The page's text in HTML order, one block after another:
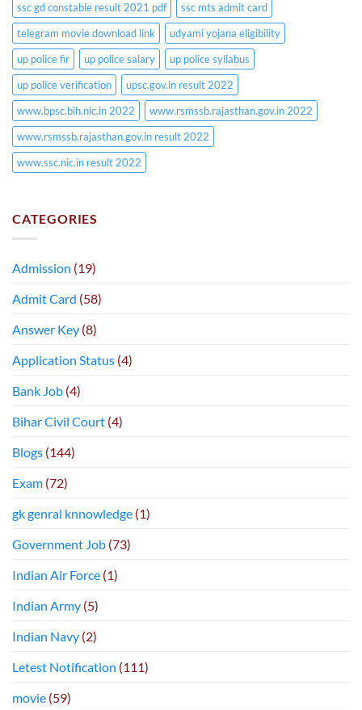
ssc gd constable result 2021 pdf
ssc mts admit card
telegram movie download link
udyami yojana eligibility
up police fir
up police salary
up police syllabus
up police verification
upsc.gov.in result 2022
www.bpsc.bih.nic.in 2022
www.rsmssb.rajasthan.gov.in 2022
www.rsmssb.rajasthan.gov.in result 2022
www.ssc.nic.in result 2022
CATEGORIES
Admission (19)
Admit Card (58)
Answer Key (8)
Application Status (4)
Bank Job (4)
Bihar Civil Court (4)
Blogs (144)
Exam (72)
gk genral knnowledge (1)
Government Job (73)
Indian Air Force (1)
Indian Army (5)
Indian Navy (2)
Letest Notification (111)
movie (59)